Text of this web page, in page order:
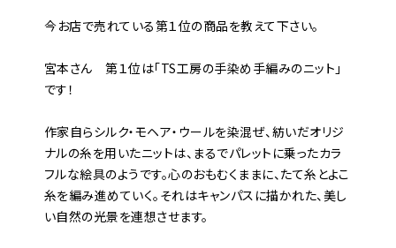
――今お店で売れている第１位の商品を教えて下さい。
宮本さん 第１位は「TS工房の手染め手編みのニット」
です！
作家自らシルク・モヘア・ウールを染混ぜ、紡いだオリジ
ナルの糸を用いたニットは、まるでパレットに乗ったカラ
フルな絵具のようです。心のおもむくままに、たて糸とよこ
糸を編み進めていく。それはキャンパスに描かれた、美し
い自然の光景を連想させます。